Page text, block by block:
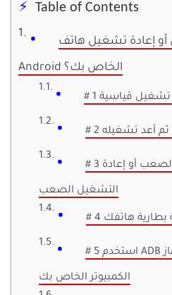
Table of Contents
أو إعادة تشغيل هاتف
Android الخاص بك؟
تشغيل قياسية
ثم أعد تشغيله
# 3 جرب إعادة التشغيل الصعب أو إعادة
التشغيل الصعب
بطارية هاتفك
# 5 استخدم ADB لإعادة التشغيل من جهاز
الكمبيوتر الخاص بك